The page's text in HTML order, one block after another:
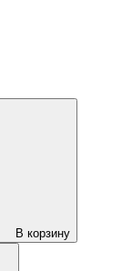
В корзину